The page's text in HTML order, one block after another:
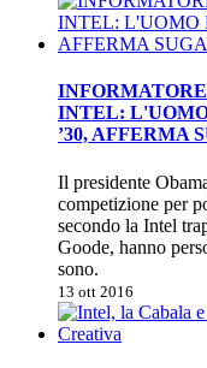
INTEL:
’30, AFFERMA
Il presidente
competizione per
secondo la Intel
Goode, hanno
sono.
13 ott 2016